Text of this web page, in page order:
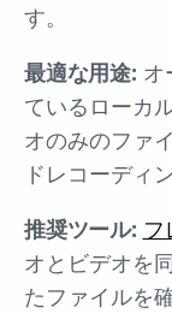
す。
最適な用途: オ
ているローカ
オのみのファ
ドレコーディン
推奨ツール: フ
オとビデオを
たファイルを